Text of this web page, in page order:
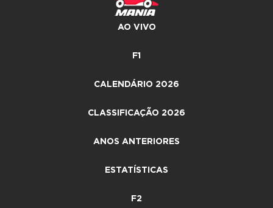
AO VIVO
F1
CALENDÁRIO 2026
CLASSIFICAÇÃO 2026
ANOS ANTERIORES
ESTATÍSTICAS
F2